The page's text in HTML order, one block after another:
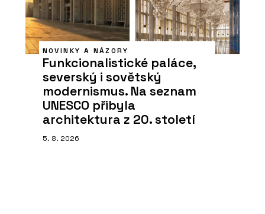
NOVINKY A NÁZORY
Funkcionalistické paláce,
severský i sovětský
modernismus. Na seznam
UNESCO přibyla
architektura z 20. století
5. 8. 2026